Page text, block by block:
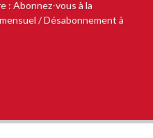
: Abonnez-vous à la
/ Désabonnement à